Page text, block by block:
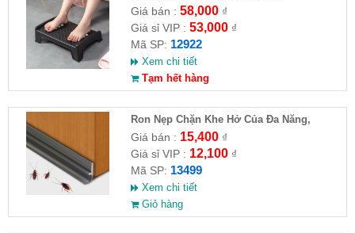
Giá bán : 58,000₫
Giá sỉ VIP : 53,000₫
Mã SP: 12922
Xem chi tiết
Tạm hết hàng
Ron Nẹp Chặn Khe Hở Của Đa Năng,
Chống Côn Trùng( HĐ )
Giá bán : 15,400₫
Giá sỉ VIP : 12,100₫
Mã SP: 13499
Xem chi tiết
Giỏ hàng